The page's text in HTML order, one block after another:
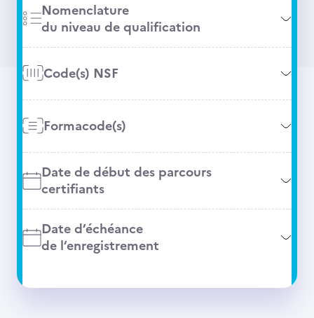
Nomenclature
du niveau de qualification
Code(s) NSF
Formacode(s)
Date de début des parcours
certifiants
Date d’échéance
de l’enregistrement